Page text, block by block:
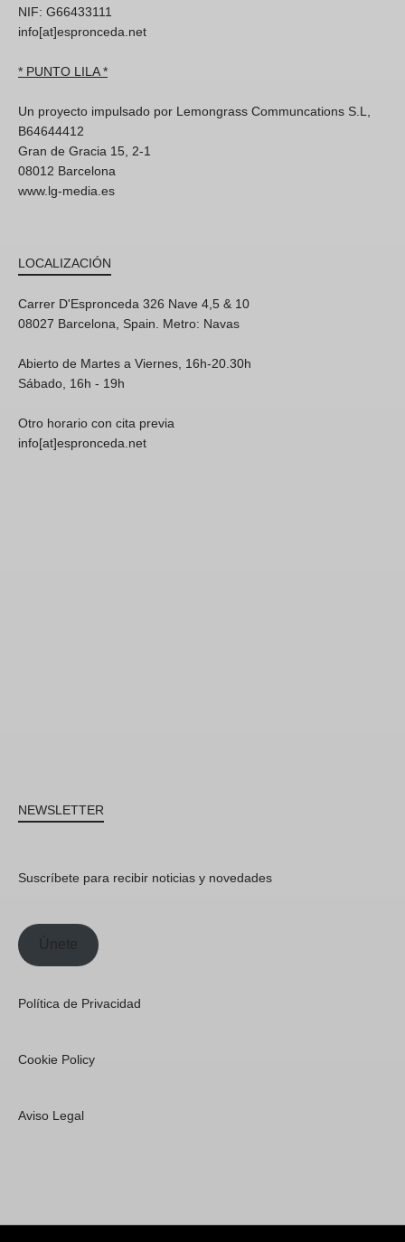
NIF: G66433111
info[at]espronceda.net
* PUNTO LILA *
Un proyecto impulsado por Lemongrass Communcations S.L,
B64644412
Gran de Gracia 15, 2-1
08012 Barcelona
www.lg-media.es
LOCALIZACIÓN
Carrer D'Espronceda 326 Nave 4,5 & 10
08027 Barcelona, Spain. Metro: Navas
Abierto de Martes a Viernes, 16h-20.30h
Sábado, 16h - 19h
Otro horario con cita previa
info[at]espronceda.net
NEWSLETTER
Suscríbete para recibir noticias y novedades
Únete
Política de Privacidad
Cookie Policy
Aviso Legal